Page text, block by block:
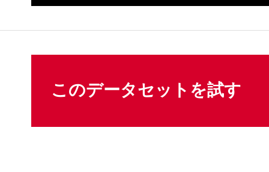
このデータセットを試す